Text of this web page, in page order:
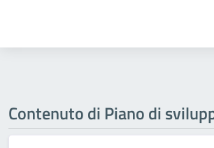
Contenuto di Piano di